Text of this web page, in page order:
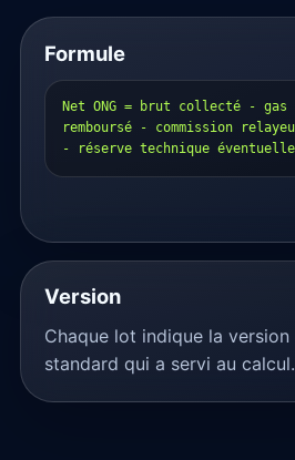
Formule
Net ONG = brut collecté - gas
remboursé - commission
- réserve technique éventuelle
Version
Chaque lot indique la version
standard qui a servi au calcul.